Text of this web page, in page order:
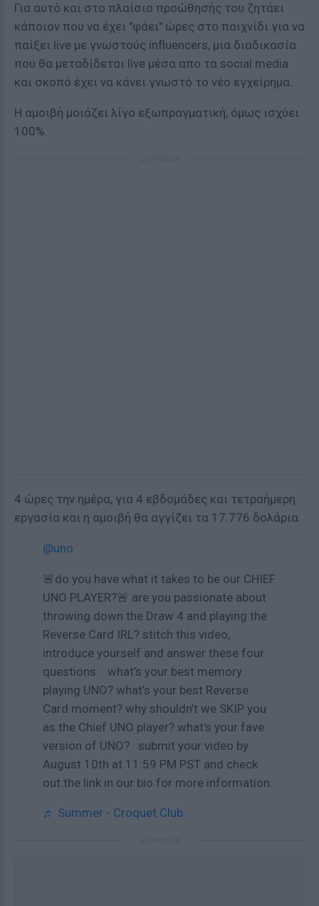
Για αυτό και στο πλαίσιο προώθησής του ζητάει
κάποιον που να έχει "φάει" ώρες στο παιχνίδι για να
παίξει live με γνωστούς influencers, μια διαδικασία
που θα μεταδίδεται live μέσα απο τα social media
και σκοπό έχει να κάνει γνωστό το νέο εγχείρημα.
Η αμοιβή μοιάζει λίγο εξωπραγματική, όμως ισχύει
100%.
4 ώρες την ημέρα, για 4 εβδομάδες και τετραήμερη
εργασία και η αμοιβή θα αγγίζει τα 17.776 δολάρια.
@uno
🚨do you have what it takes to be our CHIEF
UNO PLAYER?🚨 are you passionate about
throwing down the Draw 4 and playing the
Reverse Card IRL? stitch this video,
introduce yourself and answer these four
questions: what’s your best memory
playing UNO? what’s your best Reverse
Card moment? why shouldn’t we SKIP you
as the Chief UNO player? what’s your fave
version of UNO? submit your video by
August 10th at 11:59 PM PST and check
out the link in our bio for more information.
♬ Summer - Croquet Club